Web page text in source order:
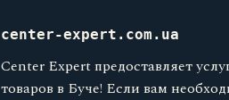
center-expert.com.ua
Center Expert предоставляет
товаров в Буче! Если вам